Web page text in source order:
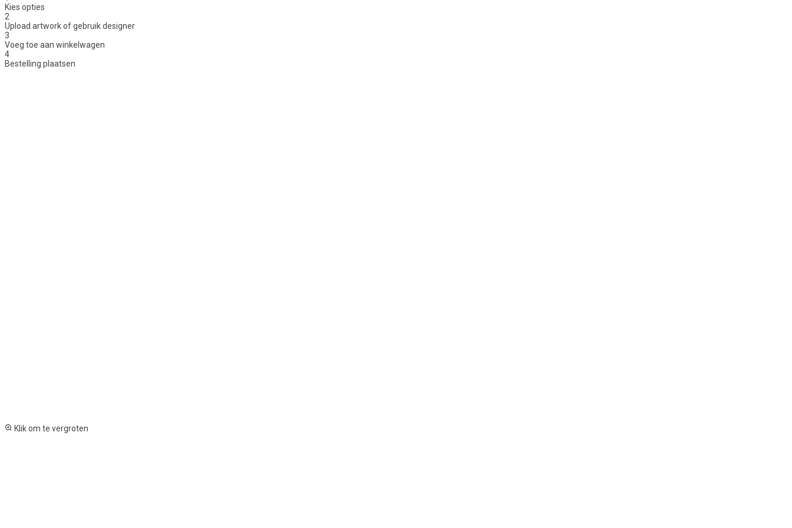
Kies opties
2
Upload artwork of gebruik designer
3
Voeg toe aan winkelwagen
4
Bestelling plaatsen
Klik om te vergroten